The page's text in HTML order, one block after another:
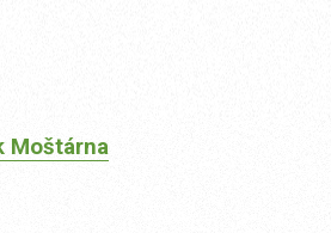
Moštárna